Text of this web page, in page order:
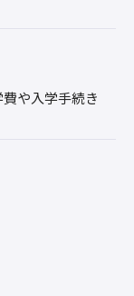
や入学手続き